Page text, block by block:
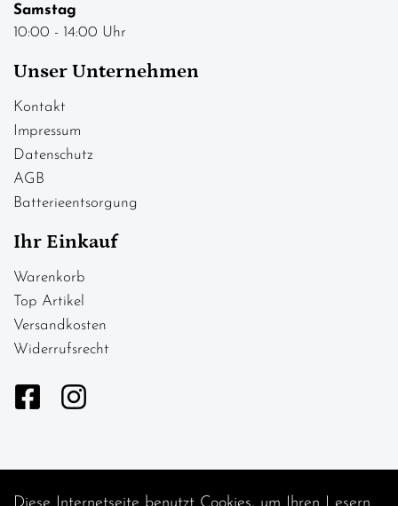
Samstag
10:00 - 14:00 Uhr
Unser Unternehmen
Kontakt
Impressum
Datenschutz
AGB
Batterieentsorgung
Ihr Einkauf
Warenkorb
Top Artikel
Versandkosten
Widerrufsrecht